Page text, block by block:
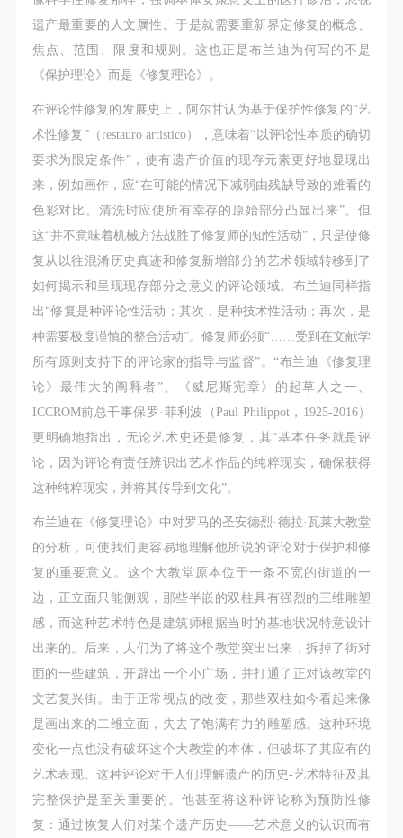
遗产最重要的人文属性。于是就需要重新界定修复的概念、
焦点、范围、限度和规则。这也正是布兰迪为何写的不是
《保护理论》而是《修复理论》。
在评论性修复的发展史上，阿尔甘认为基于保护性修复的“艺
术性修复”（restauro artistico），意味着“以评论性本质的确切
要求为限定条件”，使有遗产价值的现存元素更好地显现出
来，例如画作，应“在可能的情况下减弱由残缺导致的难看的
色彩对比。清洗时应使所有幸存的原始部分凸显出来”。但
这“并不意味着机械方法战胜了修复师的知性活动”，只是使修
复从以往混淆历史真迹和修复新增部分的艺术领域转移到了
如何揭示和呈现现存部分之意义的评论领域。布兰迪同样指
出“修复是种评论性活动；其次，是种技术性活动；再次，是
种需要极度谨慎的整合活动”。修复师必须“……受到在文献学
所有原则支持下的评论家的指导与监督”。“布兰迪《修复理
论》最伟大的阐释者”、《威尼斯宪章》的起草人之一、
ICCROM前总干事保罗·菲利波（Paul Philippot，1925-2016）
更明确地指出，无论艺术史还是修复，其“基本任务就是评
论，因为评论有责任辨识出艺术作品的纯粹现实，确保获得
这种纯粹现实，并将其传导到文化”。
布兰迪在《修复理论》中对罗马的圣安德烈·德拉·瓦莱大教堂
的分析，可使我们更容易地理解他所说的评论对于保护和修
复的重要意义。这个大教堂原本位于一条不宽的街道的一
边，正立面只能侧观，那些半嵌的双柱具有强烈的三维雕塑
感，而这种艺术特色是建筑师根据当时的基地状况特意设计
出来的。后来，人们为了将这个教堂突出出来，拆掉了街对
面的一些建筑，开辟出一个小广场，并打通了正对该教堂的
文艺复兴街。由于正常视点的改变，那些双柱如今看起来像
是画出来的二维立面，失去了饱满有力的雕塑感。这种环境
变化一点也没有破坏这个大教堂的本体，但破坏了其应有的
艺术表现。这种评论对于人们理解遗产的历史-艺术特征及其
完整保护是至关重要的。他甚至将这种评论称为预防性修
复：通过恢复人们对某个遗产历史——艺术意义的认识而有
主。
（3）、乙方为甲方拍摄中央美术学院公共教育部所
有公教活动。
二、拍摄内容、使用形式、使用地域范围
（1）、拍摄内容 乙方拍摄的带有甲方肖像的作品内
容包括：①中央美术学院美术馆②中央美术学院校园
内○3由中央美术学院公共教育部策划或执行的一切活
动。
（2）、使用形式 用于中央美术学院图书出版、销售
附带光盘及宣传资料。
（3）、使用地域范围
适用地域范围包括国内和国外。
使用肖像的媒介限于不损害甲方肖像权的任何媒介
（如杂志、网络等）。
三、肖像权使用期限
永久使用。
四、许可使用费用
带有甲方肖像作品的拍摄费用由乙方承担。
乙方于拍摄完带有甲方肖像的作品无需支付甲方任何
费用。
附则
（1）、本协议未尽事宜，经双方友好协商后可作为
本协议的补充协议，并不得违反相关法律法规规定。
（2）、本协议自甲乙双方签字（盖章）、勾选之日
起生效。
（3）、本协议包括纸质档和电子档，纸质档—式二
份，甲乙双方各执一份，均具有同等法律效力。
活动参与者意味着接受并承担本协议的全部义务，未
同意者意味着放弃参加此次活动的权利。凡参加这次
活动前，必须事先与自己的家属沟通，取得家属同
意，同时知晓并同意本免责声明。参加者签名/勾选
后，视作其家属也已知晓并同意。
我已认真阅读上述条款，并且同意。
主。
（3）、乙方为甲方拍摄中央美术学院公共教育部所
有公教活动。
二、拍摄内容、使用形式、使用地域范围
（1）、拍摄内容 乙方拍摄的带有甲方肖像的作品内
容包括：①中央美术学院美术馆②中央美术学院校园
内○3由中央美术学院公共教育部策划或执行的一切活
动。
（2）、使用形式 用于中央美术学院图书出版、销售
附带光盘及宣传资料。
（3）、使用地域范围
适用地域范围包括国内和国外。
使用肖像的媒介限于不损害甲方肖像权的任何媒介
（如杂志、网络等）。
三、肖像权使用期限
永久使用。
四、许可使用费用
带有甲方肖像作品的拍摄费用由乙方承担。
乙方于拍摄完带有甲方肖像的作品无需支付甲方任何
费用。
附则
（1）、本协议未尽事宜，经双方友好协商后可作为
本协议的补充协议，并不得违反相关法律法规规定。
（2）、本协议自甲乙双方签字（盖章）、勾选之日
起生效。
（3）、本协议包括纸质档和电子档，纸质档—式二
份，甲乙双方各执一份，均具有同等法律效力。
活动参与者意味着接受并承担本协议的全部义务，未
同意者意味着放弃参加此次活动的权利。凡参加这次
活动前，必须事先与自己的家属沟通，取得家属同
意，同时知晓并同意本免责声明。参加者签名/勾选
后，视作其家属也已知晓并同意。
我已认真阅读上述条款，并且同意。
主。
（3）、乙方为甲方拍摄中央美术学院公共教育部所
有公教活动。
二、拍摄内容、使用形式、使用地域范围
（1）、拍摄内容 乙方拍摄的带有甲方肖像的作品内
容包括：①中央美术学院美术馆②中央美术学院校园
内○3由中央美术学院公共教育部策划或执行的一切活
动。
（2）、使用形式 用于中央美术学院图书出版、销售
附带光盘及宣传资料。
（3）、使用地域范围
适用地域范围包括国内和国外。
使用肖像的媒介限于不损害甲方肖像权的任何媒介
（如杂志、网络等）。
三、肖像权使用期限
永久使用。
四、许可使用费用
带有甲方肖像作品的拍摄费用由乙方承担。
乙方于拍摄完带有甲方肖像的作品无需支付甲方任何
费用。
附则
（1）、本协议未尽事宜，经双方友好协商后可作为
本协议的补充协议，并不得违反相关法律法规规定。
（2）、本协议自甲乙双方签字（盖章）、勾选之日
起生效。
（3）、本协议包括纸质档和电子档，纸质档—式二
份，甲乙双方各执一份，均具有同等法律效力。
活动参与者意味着接受并承担本协议的全部义务，未
同意者意味着放弃参加此次活动的权利。凡参加这次
活动前，必须事先与自己的家属沟通，取得家属同
意，同时知晓并同意本免责声明。参加者签名/勾选
后，视作其家属也已知晓并同意。
我已认真阅读上述条款，并且同意。